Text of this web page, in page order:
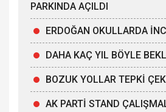
PARKINDA AÇILDI
ERDOĞAN OKULLARDA
DAHA KAÇ YIL BÖYLE
BOZUK YOLLAR TEPKİ
AK PARTİ STAND